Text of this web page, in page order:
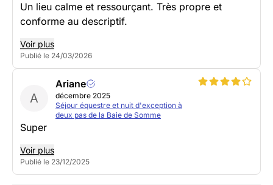
Un lieu calme et ressourçant. Très propre et
conforme au descriptif.
Voir plus
Publié le 24/03/2026
A
Ariane
décembre 2025
Séjour équestre et nuit d'exception à
deux pas de la Baie de Somme
Super
Voir plus
Publié le 23/12/2025